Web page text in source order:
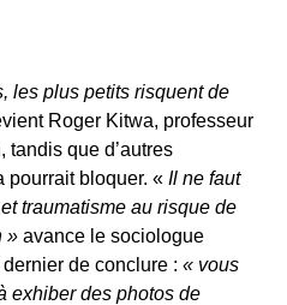
les plus petits risquent de
Roger Kitwa, professeur
que d’autres
pourrait bloquer. «Il ne faut
traumatisme au risque de
»avance le sociologue
de conclure : « vous
exhiber des photos de